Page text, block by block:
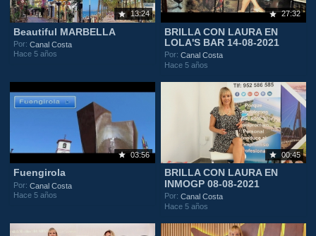
13:24
Beautiful MARBELLA
Por:Canal Costa
Hace 5 años
27:32
BRILLA CON LAURA EN
LOLA'S BAR 14-08-2021
Por:Canal Costa
Hace 5 años
03:56
Fuengirola
Por:Canal Costa
Hace 5 años
00:45
BRILLA CON LAURA EN
INMOGP 08-08-2021
Por:Canal Costa
Hace 5 años